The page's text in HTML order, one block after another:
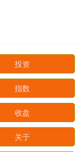
投资
指数
收盘
关于